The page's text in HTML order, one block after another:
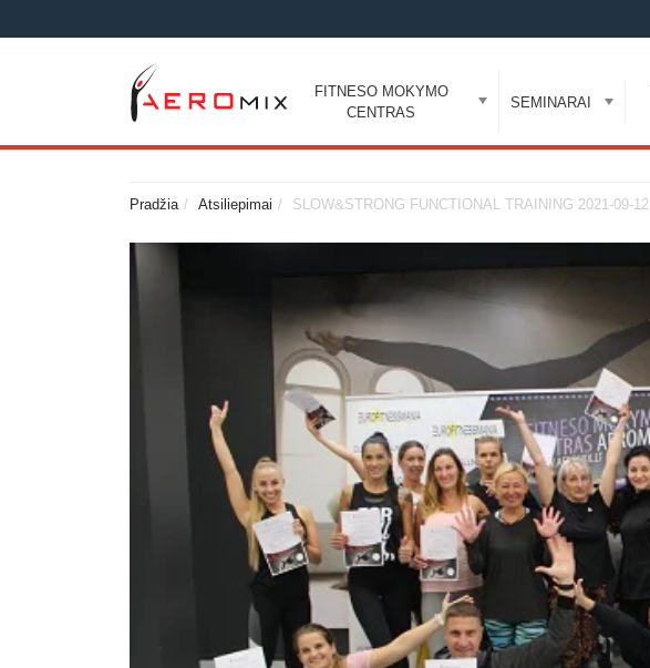
FITNESO MOKYMO
CENTRAS
SEMINARAI
Pradžia Atsiliepimai SLOW&STRONG FUNCTIONAL TRAINING 2021-09-12